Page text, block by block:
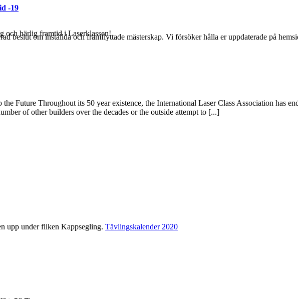
och härlig framtid i Laserklassen!
-19
beslut om inställda och framflyttade mästerskap. Vi försöker hålla er uppdaterade på
Future Throughout its 50 year existence, the International Laser Class Association has
of other builders over the decades or the outside attempt to [...]
upp under fliken Kappsegling. Tävlingskalender 2020